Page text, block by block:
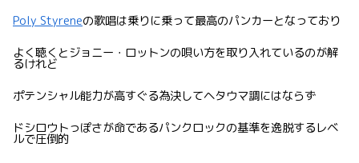
Poly Styreneの歌唱は乗りに乗って最高のパンカーとなっており
よく聴くとジョニー・ロットンの唄い方を取り入れているのが解
るけれど
ポテンシャル能力が高すぐる為決してヘタウマ調にはならず
ドシロウトっぽさが命であるパンクロックの基準を逸脱するレベ
ルで圧倒的